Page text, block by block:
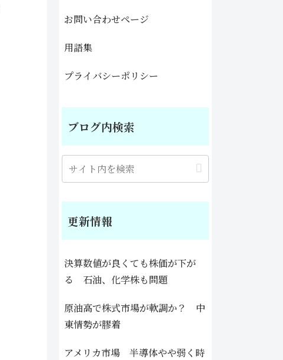
お問い合わせページ
用語集
プライバシーポリシー
ブログ内検索
更新情報
決算数値が良くても株価が下が
る 石油、化学株も問題
原油高で株式市場が軟調か？ 中
東情勢が膠着
アメリカ市場 半導体やや弱く時